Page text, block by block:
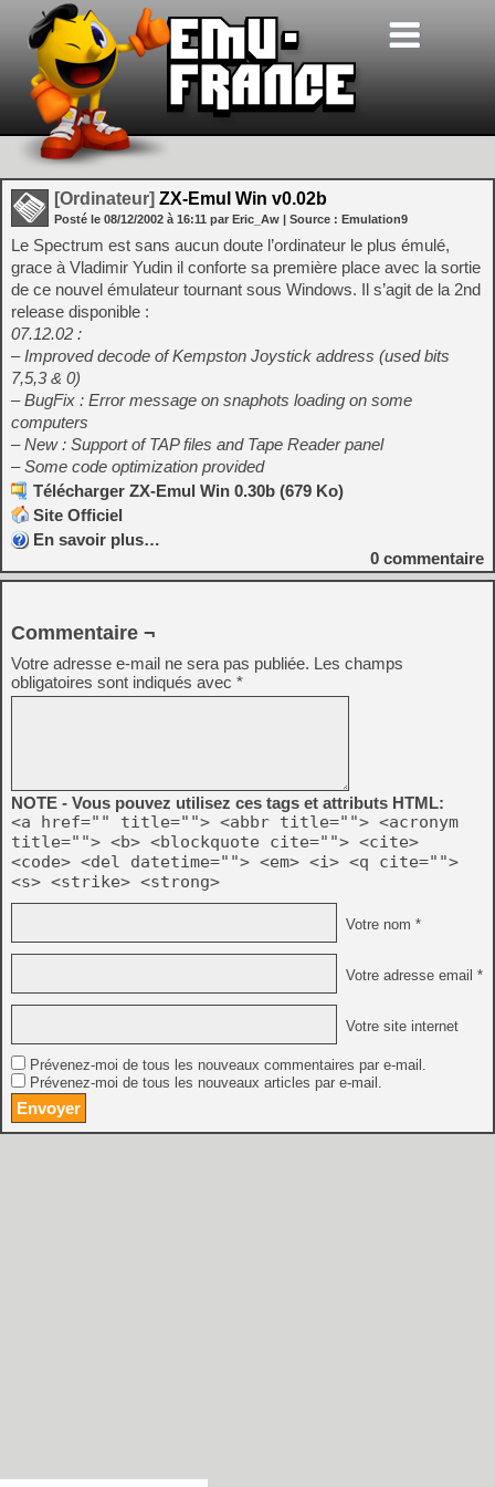
[Ordinateur] ZX-Emul Win v0.02b
Posté le 08/12/2002 à 16:11 par Eric_Aw | Source : Emulation9
Le Spectrum est sans aucun doute l’ordinateur le plus émulé,
grace à Vladimir Yudin il conforte sa première place avec la sortie
de ce nouvel émulateur tournant sous Windows. Il s’agit de la 2nd
release disponible :
07.12.02 :
– Improved decode of Kempston Joystick address (used bits
7,5,3 & 0)
– BugFix : Error message on snaphots loading on some
computers
– New : Support of TAP files and Tape Reader panel
– Some code optimization provided
Télécharger ZX-Emul Win 0.30b (679 Ko)
Site Officiel
En savoir plus…
0 commentaire
Commentaire ¬
Votre adresse e-mail ne sera pas publiée. Les champs
obligatoires sont indiqués avec *
NOTE - Vous pouvez utilisez ces tags et attributs HTML:
<a href="" title=""> <abbr title=""> <acronym
title=""> <b> <blockquote cite=""> <cite>
<code> <del datetime=""> <em> <i> <q cite="">
<s> <strike> <strong>
Votre nom *
Votre adresse email *
Votre site internet
Prévenez-moi de tous les nouveaux commentaires par e-mail.
Prévenez-moi de tous les nouveaux articles par e-mail.